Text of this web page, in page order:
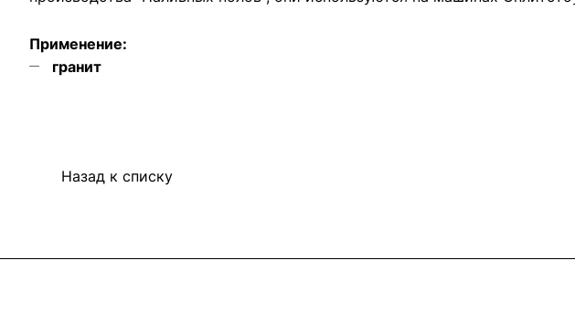
Применение:
гранит
Назад к списку